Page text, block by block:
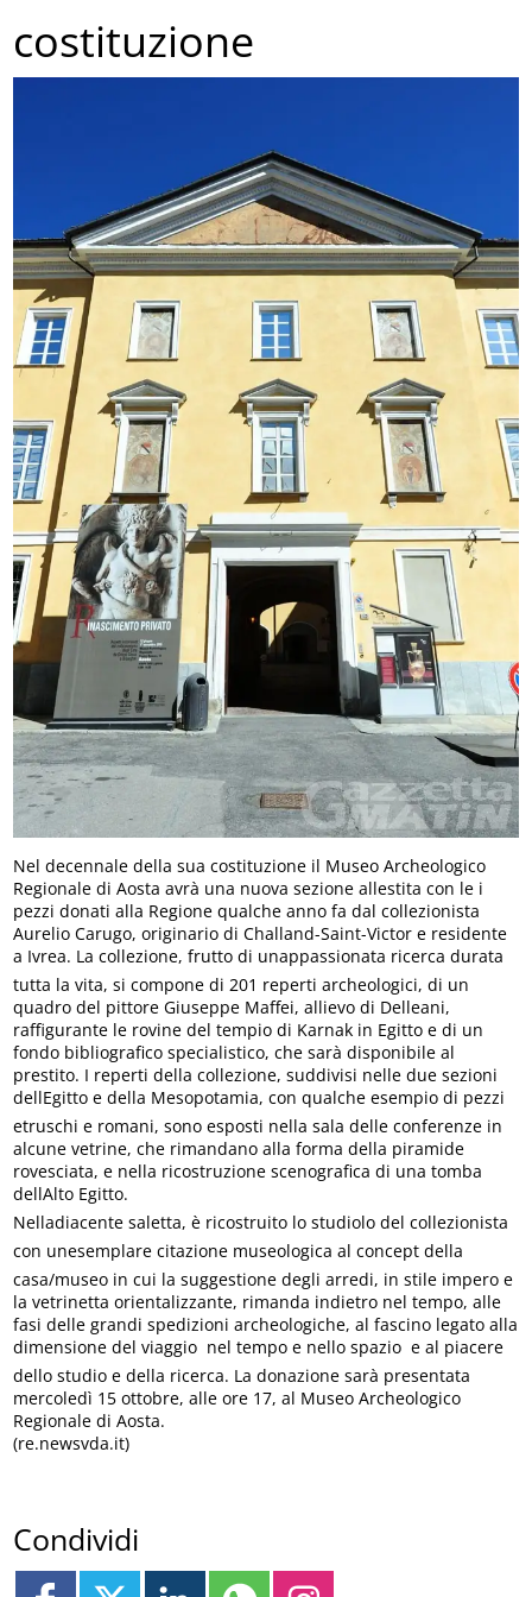
costituzione
Nel decennale della sua costituzione il Museo Archeologico
Regionale di Aosta avrà una nuova sezione allestita con le i
pezzi donati alla Regione qualche anno fa dal collezionista
Aurelio Carugo, originario di Challand-Saint-Victor e residente
a Ivrea. La collezione, frutto di unappassionata ricerca durata
tutta la vita, si compone di 201 reperti archeologici, di un
quadro del pittore Giuseppe Maffei, allievo di Delleani,
raffigurante le rovine del tempio di Karnak in Egitto e di un
fondo bibliografico specialistico, che sarà disponibile al
prestito. I reperti della collezione, suddivisi nelle due sezioni
dellEgitto e della Mesopotamia, con qualche esempio di pezzi
etruschi e romani, sono esposti nella sala delle conferenze in
alcune vetrine, che rimandano alla forma della piramide
rovesciata, e nella ricostruzione scenografica di una tomba
dellAlto Egitto.
Nelladiacente saletta, è ricostruito lo studiolo del collezionista
con unesemplare citazione museologica al concept della
casa/museo in cui la suggestione degli arredi, in stile impero e
la vetrinetta orientalizzante, rimanda indietro nel tempo, alle
fasi delle grandi spedizioni archeologiche, al fascino legato alla
dimensione del viaggio  nel tempo e nello spazio  e al piacere
dello studio e della ricerca. La donazione sarà presentata
mercoledì 15 ottobre, alle ore 17, al Museo Archeologico
Regionale di Aosta.
(re.newsvda.it)
Condividi